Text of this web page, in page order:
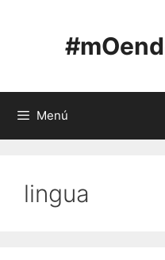
Menú
lingua